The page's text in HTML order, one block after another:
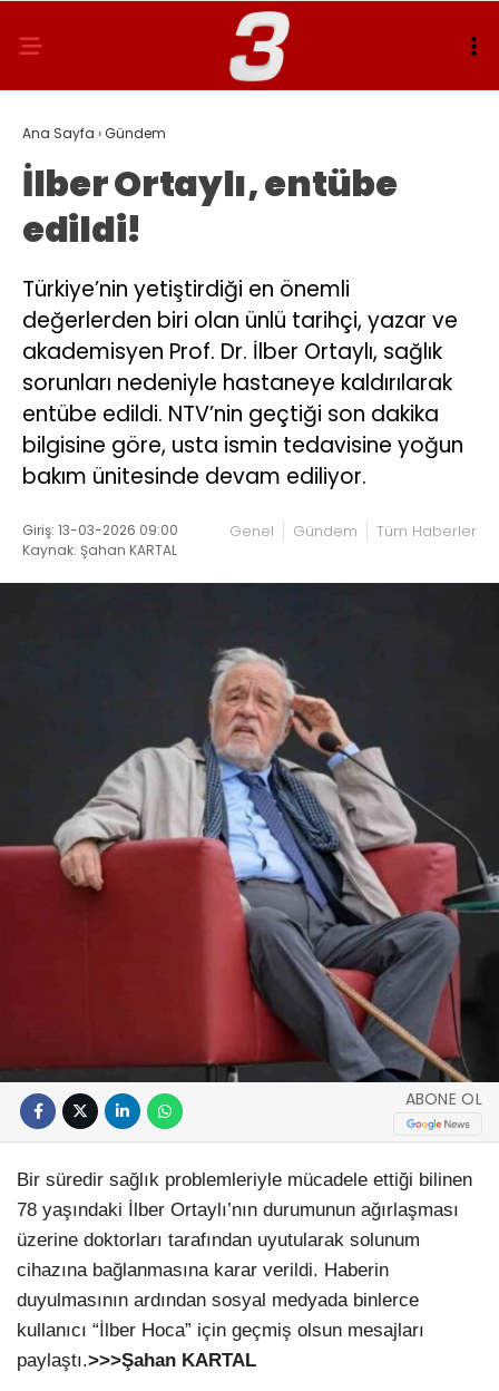
Ana Sayfa ›Gündem
İlber Ortaylı, entübe
edildi!
Türkiye’nin yetiştirdiği en önemli
değerlerden biri olan ünlü tarihçi, yazar ve
akademisyen Prof. Dr. İlber Ortaylı, sağlık
sorunları nedeniyle hastaneye kaldırılarak
entübe edildi. NTV’nin geçtiği son dakika
bilgisine göre, usta ismin tedavisine yoğun
bakım ünitesinde devam ediliyor.
Giriş: 13-03-2026 09:00
Kaynak: Şahan KARTAL
Genel Gündem Tüm Haberler
ABONE OL
Bir süredir sağlık problemleriyle mücadele ettiği bilinen
78 yaşındaki İlber Ortaylı’nın durumunun ağırlaşması
üzerine doktorları tarafından uyutularak solunum
cihazına bağlanmasına karar verildi. Haberin
duyulmasının ardından sosyal medyada binlerce
kullanıcı “İlber Hoca” için geçmiş olsun mesajları
paylaştı.>>>Şahan KARTAL